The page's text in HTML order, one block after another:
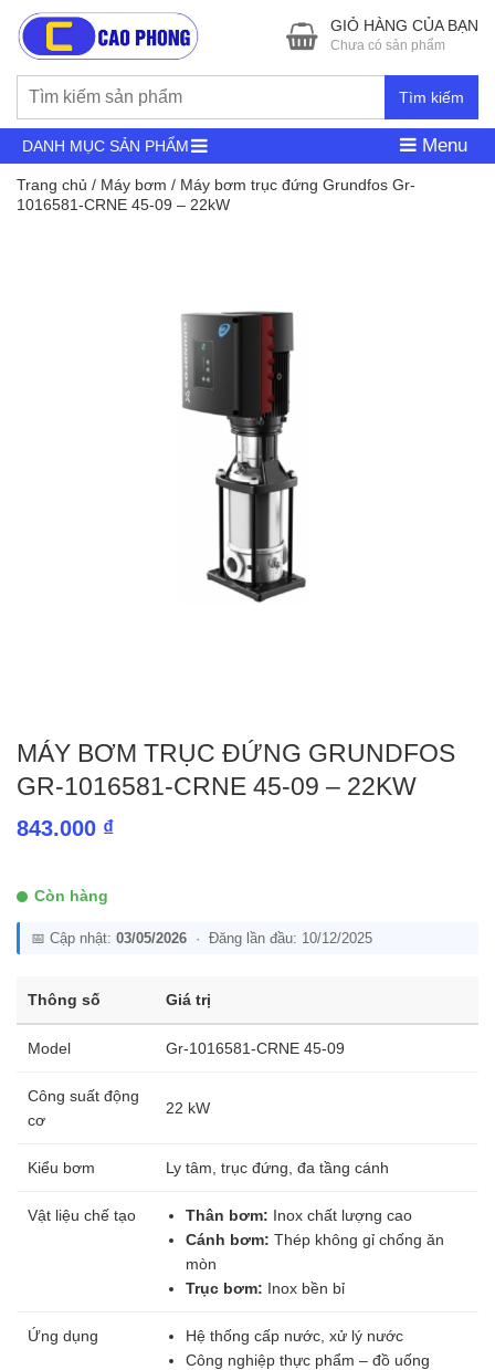
Tìm kiếm
GIỎ HÀNG CỦA BẠN
Chưa có sản phẩm
DANH MỤC SẢN PHẨM Menu
Trang chủ / Máy bơm / Máy bơm trục đứng Grundfos Gr-
1016581-CRNE 45-09 – 22kW
MÁY BƠM TRỤC ĐỨNG GRUNDFOS
GR-1016581-CRNE 45-09 – 22KW
843.000 ₫
Còn hàng
📅 Cập nhật: 03/05/2026 · Đăng lần đầu: 10/12/2025
Thông số Giá trị
Model Gr-1016581-CRNE 45-09
Công suất động
cơ
22 kW
Kiểu bơm Ly tâm, trục đứng, đa tầng cánh
Vật liệu chế tạo Thân bơm: Inox chất lượng cao
Cánh bơm: Thép không gỉ chống ăn
mòn
Trục bơm: Inox bền bỉ
Ứng dụng
Hệ thống cấp nước, xử lý nước
Công nghiệp thực phẩm – đồ uống